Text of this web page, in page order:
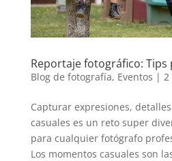
Reportaje fotográfico: Tips
Blog de fotografía, Eventos |
Capturar expresiones,
casuales es un reto super
para cualquier fotógrafo
Los momentos casuales son